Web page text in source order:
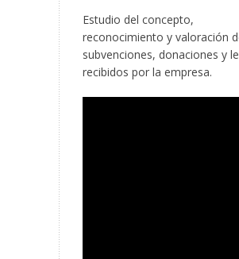
Estudio del concepto,
reconocimiento y valoración
subvenciones, donaciones y
recibidos por la empresa.